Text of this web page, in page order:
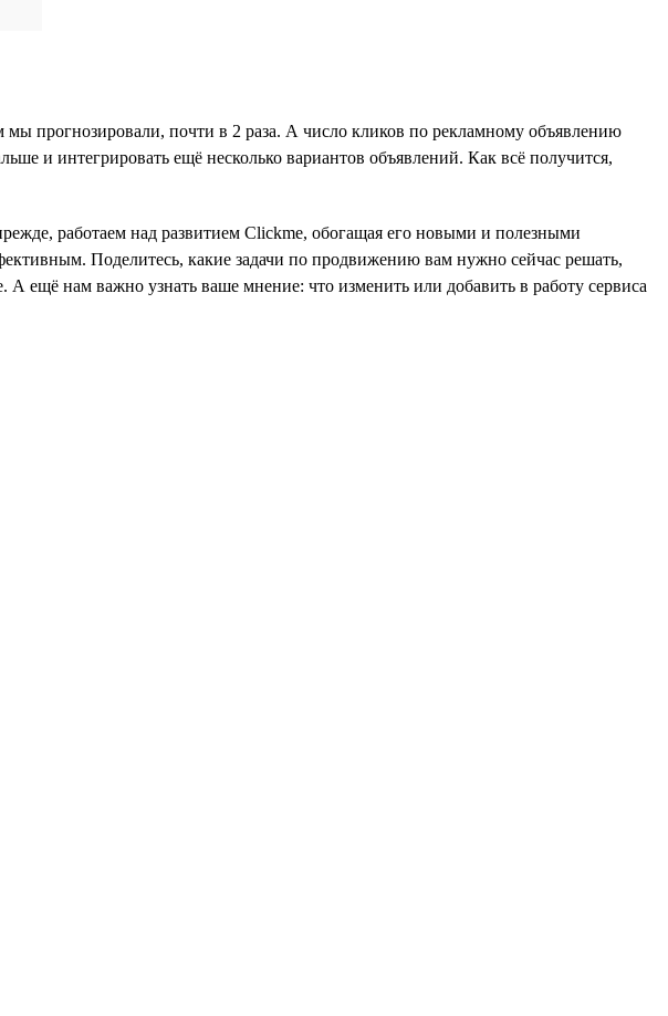
прогнозировали, почти в 2 раза. А число кликов по рекламному объявлению
и интегрировать ещё несколько вариантов объявлений. Как всё получится,
работаем над развитием Clickme, обогащая его новыми и полезными
Поделитесь, какие задачи по продвижению вам нужно сейчас решать,
ещё нам важно узнать ваше мнение: что изменить или добавить в работу сервиса